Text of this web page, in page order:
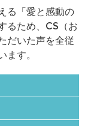
る「愛と感動の
るため、CS（お
だいた声を全従
す。